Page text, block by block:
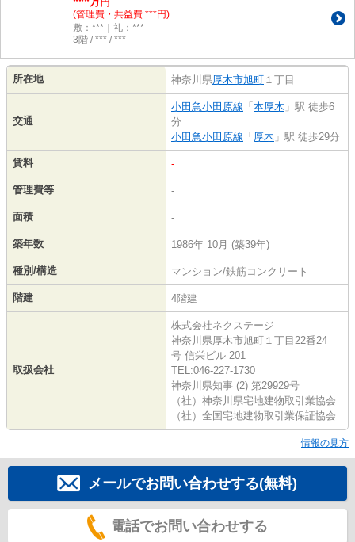
(管理費・共益費 ***円)
敷：***｜礼：***
3階 / *** / ***
所在地 神奈川県厚木市旭町 １丁目
交通
小田急小田原線 「 本厚木 」駅 徒歩6
分
小田急小田原線 「 厚木 」駅 徒歩29分
賃料 -
管理費等 -
面積 -
築年数 1986年 10月 (築39年)
種別/構造 マンション/鉄筋コンクリート
階建 4階建
取扱会社
株式会社ネクステージ
神奈川県厚木市旭町１丁目22番24
号 信栄ビル 201
TEL:046-227-1730
神奈川県知事 (2) 第29929号
（社）神奈川県宅地建物取引業協会
（社）全国宅地建物取引業保証協会
情報の見方
メールでお問い合わせする(無料)
電話でお問い合わせする